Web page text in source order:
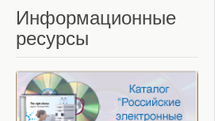
Информационные
ресурсы